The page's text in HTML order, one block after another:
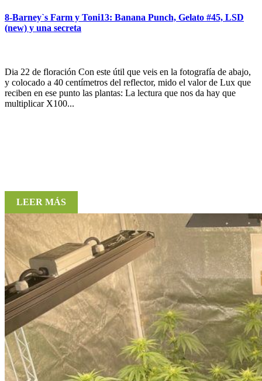
8-Barney`s Farm y Toni13: Banana Punch, Gelato #45, LSD
(new) y una secreta
Dia 22 de floración Con este útil que veis en la fotografía de abajo,
y colocado a 40 centímetros del reflector, mido el valor de Lux que
reciben en ese punto las plantas: La lectura que nos da hay que
multiplicar X100...
LEER MÁS